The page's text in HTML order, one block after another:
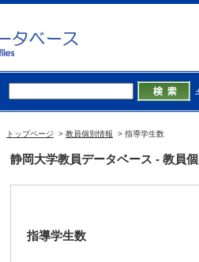
トップページ > 教員個別情報 > 指導学生数
静岡大学教員データベース - 教員
指導学生数